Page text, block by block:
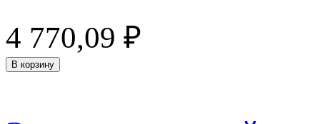
4 770,09 ₽
В корзину